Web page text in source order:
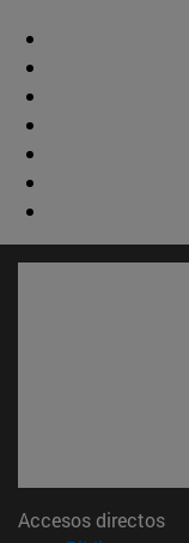
Accesos directos